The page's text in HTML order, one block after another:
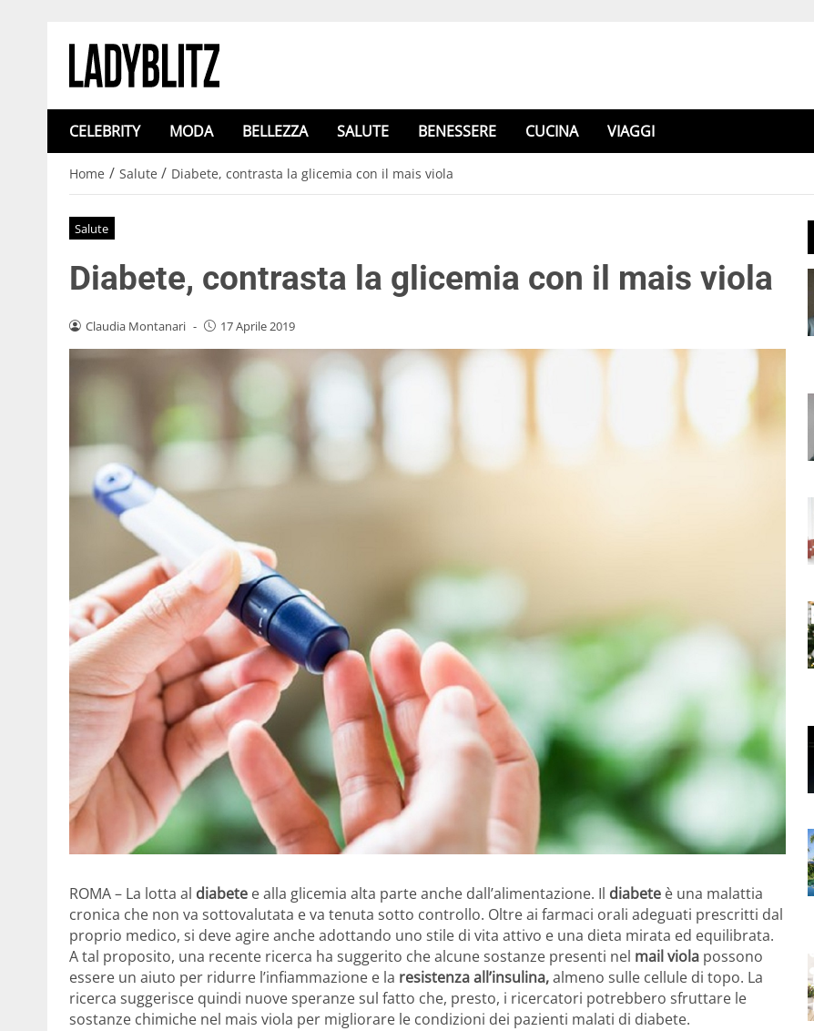
CELEBRITY MODA BELLEZZA SALUTE BENESSERE CUCINA VIAGGI
Home / Salute / Diabete, contrasta la glicemia con il mais viola
Salute
Diabete, contrasta la glicemia con il mais viola
Claudia Montanari - 17 Aprile 2019
ROMA – La lotta al diabete e alla glicemia alta parte anche dall’alimentazione. Il diabete è una malattia
cronica che non va sottovalutata e va tenuta sotto controllo. Oltre ai farmaci orali adeguati prescritti dal
proprio medico, si deve agire anche adottando uno stile di vita attivo e una dieta mirata ed equilibrata.
A tal proposito, una recente ricerca ha suggerito che alcune sostanze presenti nel mail viola possono
essere un aiuto per ridurre l’infiammazione e la resistenza all’insulina,almeno sulle cellule di topo. La
ricerca suggerisce quindi nuove speranze sul fatto che, presto, i ricercatori potrebbero sfruttare le
sostanze chimiche nel mais viola per migliorare le condizioni dei pazienti malati di diabete.